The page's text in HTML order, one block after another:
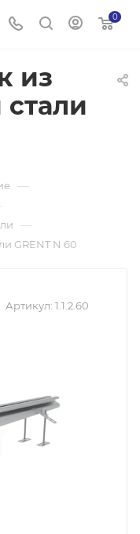
0
из
—
—
GRENT N 60
Артикул: 1.1.2.60